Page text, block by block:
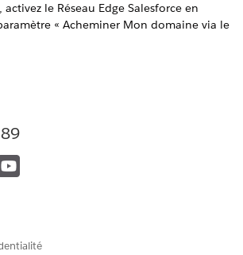
le Réseau Edge Salesforce en
« Acheminer Mon domaine via le
stratégies - Contrôle du réseau de
Cloud Salesforce, activez le
de domaine unique.
A-T-IL RÉSOLU VOTRE PROBLÈME ?